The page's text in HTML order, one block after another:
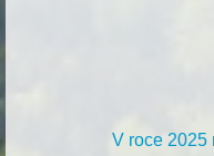
V roce 2025